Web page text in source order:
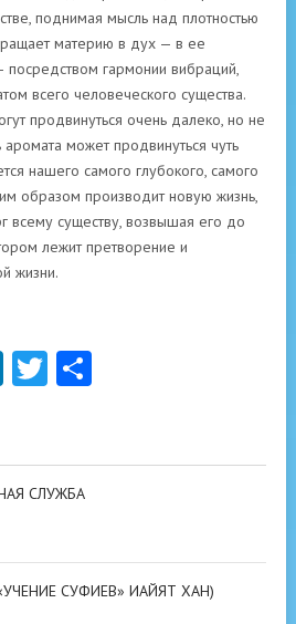
LinkedIn
Twitter
СЛУЖБА
СУФИЕВ» ИАЙЯТ ХАН)